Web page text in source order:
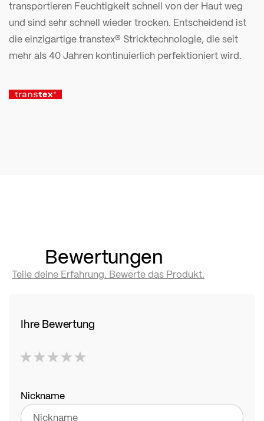
transportieren Feuchtigkeit schnell von der Haut weg
und sind sehr schnell wieder trocken. Entscheidend ist
die einzigartige transtex® Stricktechnologie, die seit
mehr als 40 Jahren kontinuierlich perfektioniert wird.
Bewertungen
Teile deine Erfahrung. Bewerte das Produkt.
Ihre Bewertung
star
stars
stars
stars
stars
Nickname